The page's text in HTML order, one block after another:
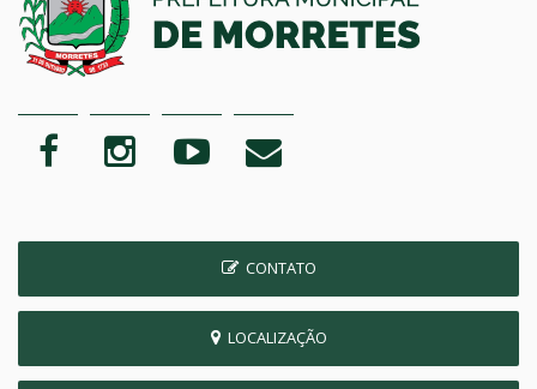
CONTATO
LOCALIZAÇÃO